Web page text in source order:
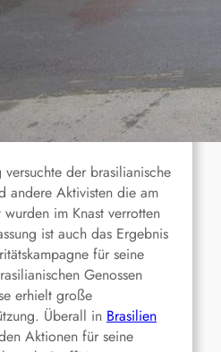
der brasilianische
andere Aktivisten die am
im Knast verrotten
ist auch das Ergebnis
für seine
Genossen
erhielt große
Überall in Brasilien
Aktionen für seine